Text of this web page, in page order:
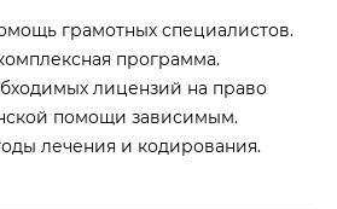
грамотных специалистов.
программа.
лицензий на право
помощи зависимым.
лечения и кодирования.